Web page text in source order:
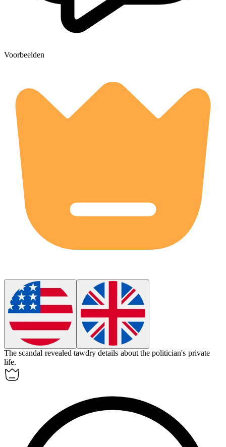
Voorbeelden
The scandal revealed tawdry details about the politician's private
life.